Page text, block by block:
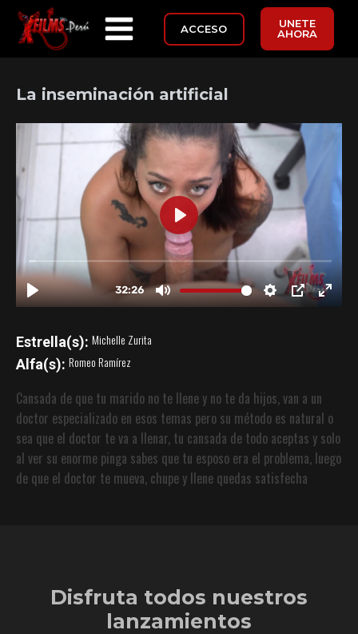
ACCESO
UNETE
AHORA
La inseminación artificial
Estrella(s): Michelle Zurita
Alfa(s): Romeo Ramírez
Cansada de que tu marido no te llene y no te da hijos, van a un
doctor especializado en esos temas pero su método es natural o
sea que el doctor te va a llenar, tu cansada de todo aceptas y solo
al ver su enorme pinga sabes que tu esposo era el problema, luego
de que el doctor te mueva, chupe y llene quedas satisfecha
Disfruta todos nuestros
lanzamientos